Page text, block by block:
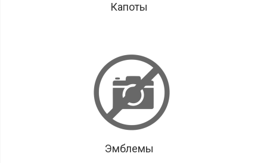
Капоты
Эмблемы